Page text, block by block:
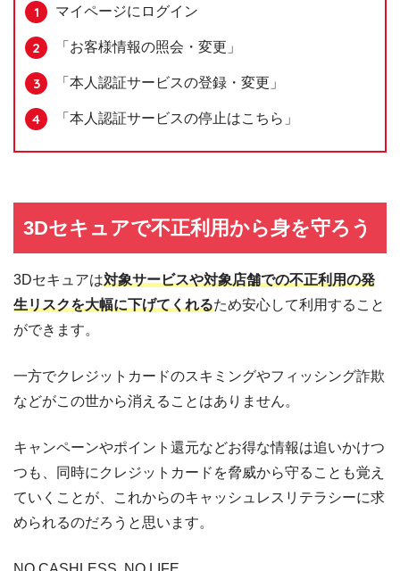
マイページにログイン
「お客様情報の照会・変更」
「本人認証サービスの登録・変更」
「本人認証サービスの停止はこちら」
3Dセキュアで不正利用から身を守ろう
3Dセキュアは対象サービスや対象店舗での不正利用の発
生リスクを大幅に下げてくれるため安心して利用すること
ができます。
一方でクレジットカードのスキミングやフィッシング詐欺
などがこの世から消えることはありません。
キャンペーンやポイント還元などお得な情報は追いかけつ
つも、同時にクレジットカードを脅威から守ることも覚え
ていくことが、これからのキャッシュレスリテラシーに求
められるのだろうと思います。